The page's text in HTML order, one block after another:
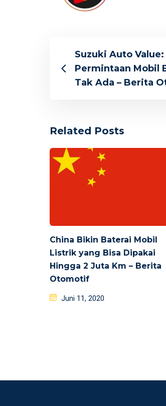
Suzuki Auto
Permintaan Mobil
Tak Ada – Berita
Related Posts
China Bikin Baterai Mobil
Listrik yang Bisa Dipakai
Hingga 2 Juta Km – Berita
Otomotif
Posted
Juni 11, 2020